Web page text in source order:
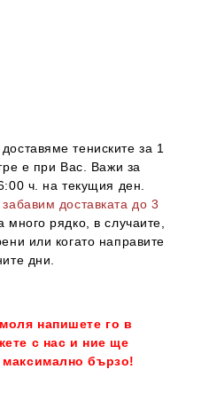
тениските за 1
е при Вас. Важи за
ч. на текущия ден.
доставката до 3
много рядко, в случаите,
или когато направите
дни.
напишете го в
с нас и ние ще
бързо!